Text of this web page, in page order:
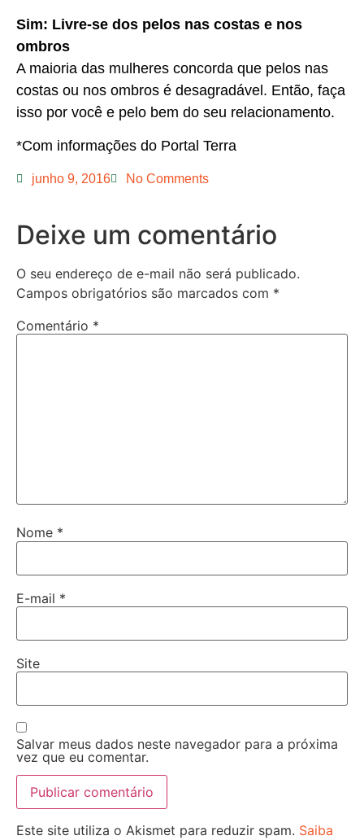
Sim: Livre-se dos pelos nas costas e nos
ombros
A maioria das mulheres concorda que pelos nas
costas ou nos ombros é desagradável. Então, faça
isso por você e pelo bem do seu relacionamento.
*Com informações do Portal Terra
junho 9, 2016 No Comments
Deixe um comentário
O seu endereço de e-mail não será publicado.
Campos obrigatórios são marcados com *
Comentário *
Nome *
E-mail *
Site
Salvar meus dados neste navegador para a próxima
vez que eu comentar.
Este site utiliza o Akismet para reduzir spam. Saiba